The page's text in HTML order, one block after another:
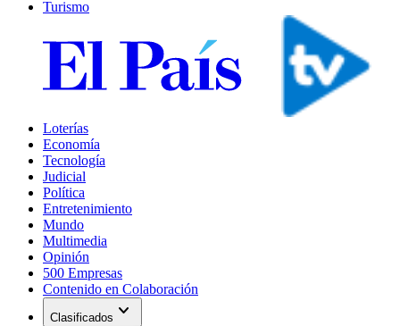
Turismo
Loterías
Economía
Tecnología
Judicial
Política
Entretenimiento
Mundo
Multimedia
Opinión
500 Empresas
Contenido en Colaboración
Clasificados expand_more